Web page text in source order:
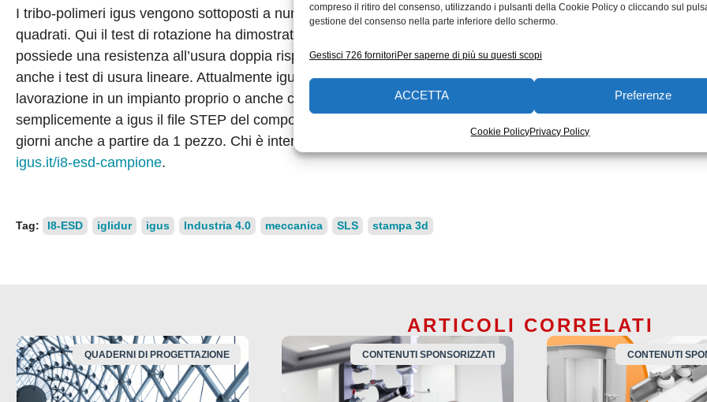
compreso il ritiro del consenso, utilizzando i pulsanti della Cookie Policy o cliccando sul
gestione del consenso nella parte inferiore dello schermo.
Gestisci 726 fornitoriPer saperne di più su questi scopi
ACCETTA Preferenze
Cookie PolicyPrivacy Policy
I tribo-polimeri igus vengono sottoposti a numerose serie di test nel laboratorio di prova aziendale di 3.800
quadrati. Qui il test di rotazione ha dimostrato che un componente soggetto a usura sinterizzato con iglidur I8-
possiede una resistenza all’usura doppia rispetto a un componente sinterizzato con PA12. iglidur I8-ESD ha
anche i test di usura lineare. Attualmente igus offre iglidur I8-ESD nelnegozio online come polvere SLSper la
lavorazione in un impianto proprio o anche con il servizio di stampa 3D igus. A tal fine l’utilizzatore può inviare
semplicemente a igus il file STEP del componente richiesto. Quindi il prodotto viene stampato e spedito
giorni anche a partire da 1 pezzo. Chi è interessato, può inoltre ordinare subito un campione gratuito
igus.it/i8-esd-campione.
Tag: I8-ESD iglidur igus Industria 4.0 meccanica SLS stampa 3d
ARTICOLI CORRELATI
QUADERNI DI PROGETTAZIONE CONTENUTI SPONSORIZZATI CONTENUTI